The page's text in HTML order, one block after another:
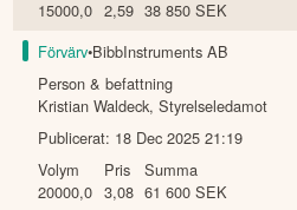
15000,0 2,59 38 850 SEK
Förvärv•BibbInstruments AB
Person & befattning
Kristian Waldeck,Styrelseledamot
Publicerat: 18 Dec 2025 21:19
Volym
20000,0
Pris
3,08
Summa
61 600 SEK